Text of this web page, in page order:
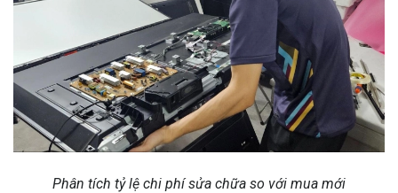
Phân tích tỷ lệ chi phí sửa chữa so với mua mới